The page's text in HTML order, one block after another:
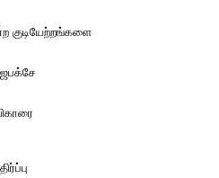
குடியேற்றங்களை